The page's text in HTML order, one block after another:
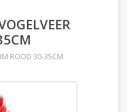
ROOD 30-35CM